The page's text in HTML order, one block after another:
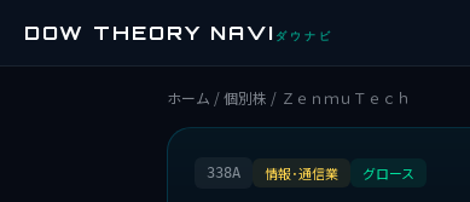
DOW THEORY NAVI ダウナビ
ホーム /個別株 / ＺｅｎｍｕＴｅｃｈ
338A 情報･通信業 グロース